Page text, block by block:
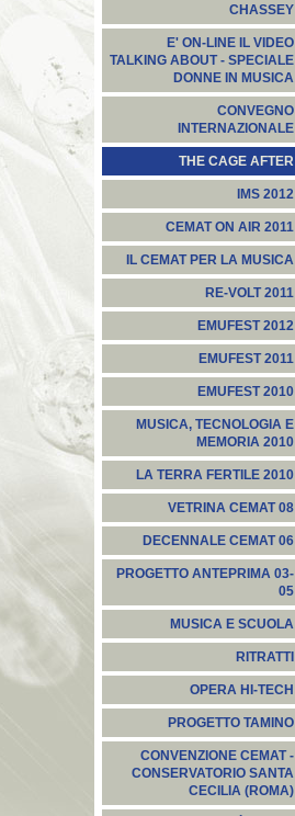
CHASSEY
E' ON-LINE IL VIDEO
TALKING ABOUT - SPECIALE
DONNE IN MUSICA
CONVEGNO
INTERNAZIONALE
THE CAGE AFTER
IMS 2012
CEMAT ON AIR 2011
IL CEMAT PER LA MUSICA
RE-VOLT 2011
EMUFEST 2012
EMUFEST 2011
EMUFEST 2010
MUSICA, TECNOLOGIA E
MEMORIA 2010
LA TERRA FERTILE 2010
VETRINA CEMAT 08
DECENNALE CEMAT 06
PROGETTO ANTEPRIMA 03-
05
MUSICA E SCUOLA
RITRATTI
OPERA HI-TECH
PROGETTO TAMINO
CONVENZIONE CEMAT -
CONSERVATORIO SANTA
CECILIA (ROMA)